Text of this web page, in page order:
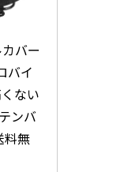
バー
バイ
ない
ンバ
料無